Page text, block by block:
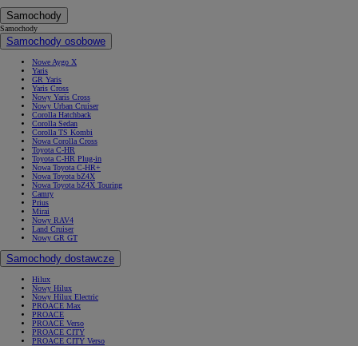
Samochody
Samochody
Samochody osobowe
Nowe Aygo X
Yaris
GR Yaris
Yaris Cross
Nowy Yaris Cross
Nowy Urban Cruiser
Corolla Hatchback
Corolla Sedan
Corolla TS Kombi
Nowa Corolla Cross
Toyota C-HR
Toyota C-HR Plug-in
Nowa Toyota C-HR+
Nowa Toyota bZ4X
Nowa Toyota bZ4X Touring
Camry
Prius
Mirai
Nowy RAV4
Land Cruiser
Nowy GR GT
Samochody dostawcze
Hilux
Nowy Hilux
Nowy Hilux Electric
PROACE Max
PROACE
PROACE Verso
PROACE CITY
PROACE CITY Verso